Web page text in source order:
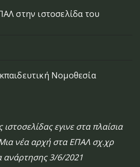
στην ιστοσελίδα του
Νομοθεσία
εγινε στα πλαίσια
νέα αρχή στα ΕΠΑΛ σχ.χρ
ανάρτησης 3/6/2021